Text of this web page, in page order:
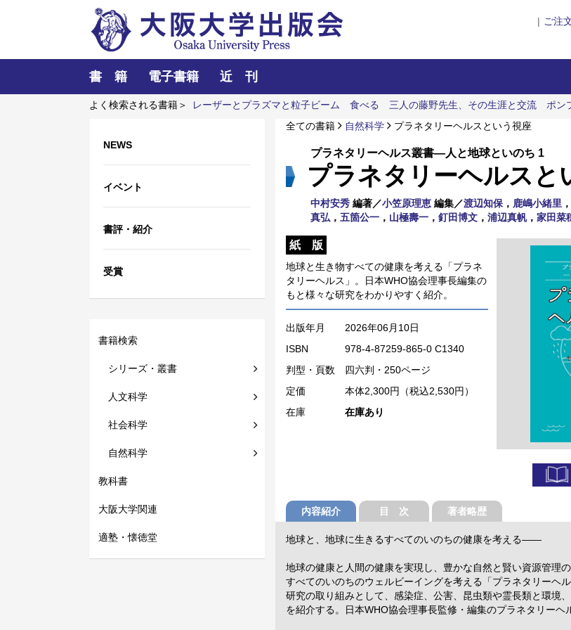
| ご注
書 籍 電子書籍 近 刊
よく検索される書籍＞ レーザーとプラズマと粒子ビーム 食べる 三人の藤野先生、その生涯と交流 ポン
NEWS
イベント
書評・紹介
受賞
書籍検索
シリーズ・叢書
人文科学
社会科学
自然科学
教科書
大阪大学関連
適塾・懐徳堂
全ての書籍 自然科学 プラネタリーヘルスという視座
プラネタリーヘルス叢書―人と地球といのち 1
プラネタリーヘルスと
中村安秀 編著／小笠原理恵 編集／渡辺知保 ， 鹿嶋小緒里 ，
真弘 ， 五箇公一 ， 山極壽一 ， 釘田博文 ， 浦辺真帆， 家田菜
紙 版
地球と生き物すべての健康を考える「プラネ
タリーヘルス」。日本WHO協会理事長編集の
もと様々な研究をわかりやすく紹介。
出版年月
2026年06月10日
ISBN
978-4-87259-865-0 C1340
判型・頁数 四六判・250ページ
定価
本体2,300円（税込2,530円）
在庫
在庫あり
内容紹介 目 次 著者略歴
地球と、地球に生きるすべてのいのちの健康を考える――
地球の健康と人間の健康を実現し、豊かな自然と賢い資源管理
すべてのいのちのウェルビーイングを考える「プラネタリーヘ
研究の取り組みとして、感染症、公害、昆虫類や霊長類と環境
を紹介する。日本WHO協会理事長監修・編集のプラネタリーヘ